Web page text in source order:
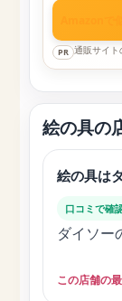
PR 通販サイ
絵の具の
絵の具は
口コミで確
ダイソー
この店舗の